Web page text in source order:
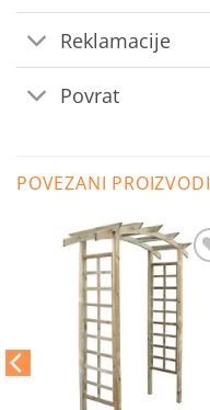
Reklamacije
Povrat
POVEZANI PROIZVODI